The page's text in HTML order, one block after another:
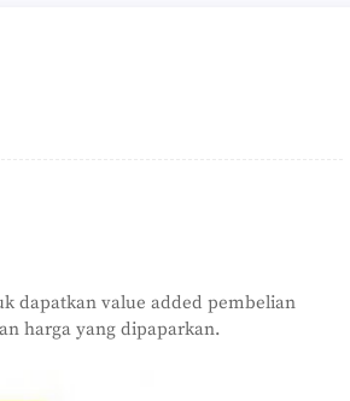
dapatkan value added pembelian
harga yang dipaparkan.